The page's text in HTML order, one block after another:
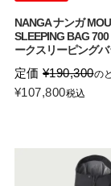
NANGA ナンガ
SLEEPING BAG
ークスリーピング
定価 ¥190,300の
¥107,800税込